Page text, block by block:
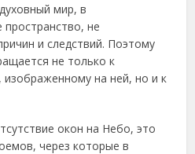
мир, в
пространство, не
и следствий. Поэтому
не только к
изображенному на ней, но и к
окон на Небо, это
через которые в